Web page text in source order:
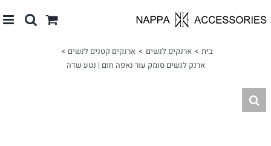
לתוכן
בית ארנקים לנשים
ארנקים קטנים לנשים
ארנק לנשים סומק עור נאפה חום | נטע שדה